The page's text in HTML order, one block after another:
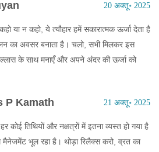
20 अक्तू॰ 2025
या न कहो, ये त्यौहार हमें सकारात्मक ऊर्जा देता है
का अवसर बनाता है। चलो, सभी मिलकर इस
के साथ मनाएँ और अपने अंदर की ऊर्जा को
P Kamath 21 अक्तू॰ 2025
कोई तिथियों और नक्षत्रों में इतना व्यस्त हो गया है
मैनेजमेंट भूल रहा है। थोड़ा रिलैक्स करो, व्रत का